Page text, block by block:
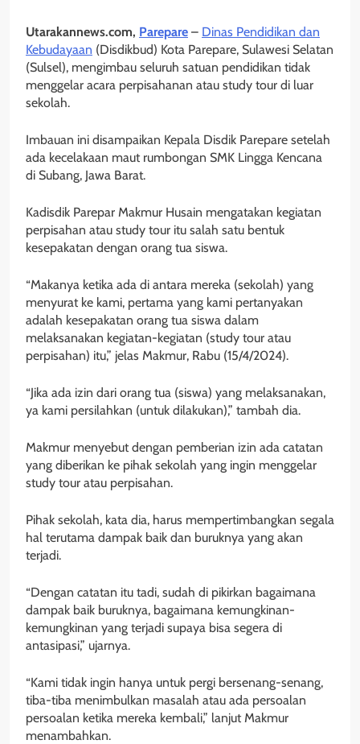
Utarakannews.com, Parepare – Dinas Pendidikan dan
Kebudayaan (Disdikbud) Kota Parepare, Sulawesi Selatan
(Sulsel), mengimbau seluruh satuan pendidikan tidak
menggelar acara perpisahanan atau study tour di luar
sekolah.
Imbauan ini disampaikan Kepala Disdik Parepare setelah
ada kecelakaan maut rumbongan SMK Lingga Kencana
di Subang, Jawa Barat.
Kadisdik Parepar Makmur Husain mengatakan kegiatan
perpisahan atau study tour itu salah satu bentuk
kesepakatan dengan orang tua siswa.
“Makanya ketika ada di antara mereka (sekolah) yang
menyurat ke kami, pertama yang kami pertanyakan
adalah kesepakatan orang tua siswa dalam
melaksanakan kegiatan-kegiatan (study tour atau
perpisahan) itu,” jelas Makmur, Rabu (15/4/2024).
“Jika ada izin dari orang tua (siswa) yang melaksanakan,
ya kami persilahkan (untuk dilakukan),” tambah dia.
Makmur menyebut dengan pemberian izin ada catatan
yang diberikan ke pihak sekolah yang ingin menggelar
study tour atau perpisahan.
Pihak sekolah, kata dia, harus mempertimbangkan segala
hal terutama dampak baik dan buruknya yang akan
terjadi.
“Dengan catatan itu tadi, sudah di pikirkan bagaimana
dampak baik buruknya, bagaimana kemungkinan-
kemungkinan yang terjadi supaya bisa segera di
antasipasi,” ujarnya.
“Kami tidak ingin hanya untuk pergi bersenang-senang,
tiba-tiba menimbulkan masalah atau ada persoalan
persoalan ketika mereka kembali,” lanjut Makmur
menambahkan.